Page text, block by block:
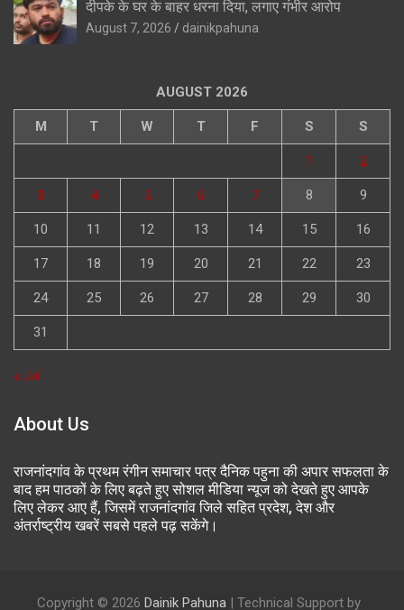
दीपके के घर के बाहर धरना दिया, लगाए गंभीर आरोप
August 7, 2026 dainikpahuna
AUGUST 2026
M T W T F S S
1 2
3 4 5 6 7 8 9
10 11 12 13 14 15 16
17 18 19 20 21 22 23
24 25 26 27 28 29 30
31
« Jul
About Us
राजनांदगांव के प्रथम रंगीन समाचार पत्र दैनिक पहुना की अपार सफलता के
बाद हम पाठकों के लिए बढ़ते हुए सोशल मीडिया न्यूज को देखते हुए आपके
लिए लेकर आए हैं, जिसमें राजनांदगांव जिले सहित प्रदेश, देश और
अंतर्राष्ट्रीय खबरें सबसे पहले पढ़ सकेंगे।
Copyright © 2026 Dainik Pahuna| Technical Support by